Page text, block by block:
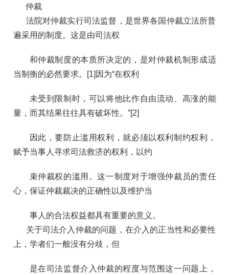
仲裁
法院对仲裁实行司法监督，是世界各国仲裁立法所普
遍采用的制度。这是由司法权
和仲裁制度的本质所决定的，是对仲裁机制形成适
当制衡的必然要求。[1]因为“在权利
未受到限制时，可以将他比作自由流动、高涨的能
量，而其结果往往具有破坏性。”[2]
因此，要防止滥用权利，就必须以权利制约权利，
赋予当事人寻求司法救济的权利，以约
束仲裁权的滥用。这一制度对于增强仲裁员的责任
心，保证仲裁裁决的正确性以及维护当
事人的合法权益都具有重要的意义。
关于司法介入仲裁的问题，在介入的正当性和必要性
上，学者们一般没有分歧，但
是在司法监督介入仲裁的程度与范围这一问题上，